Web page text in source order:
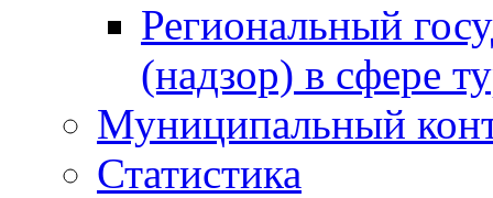
Региональный
(надзор) в сфере
Муниципальный
Статистика